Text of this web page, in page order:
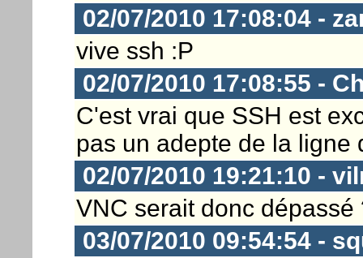
02/07/2010 17:08:04 -
vive ssh :P
02/07/2010 17:08:55 -
C'est vrai que SSH est
pas un adepte de la ligne
02/07/2010 19:21:10 -
VNC serait donc dépassé
03/07/2010 09:54:54 -